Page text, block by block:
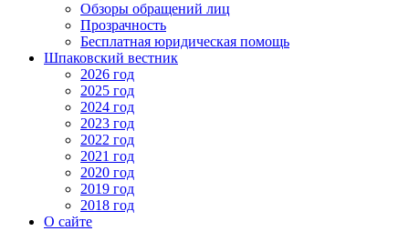
Обзоры обращений лиц
Прозрачность
Бесплатная юридическая помощь
Шпаковский вестник
2026 год
2025 год
2024 год
2023 год
2022 год
2021 год
2020 год
2019 год
2018 год
О сайте